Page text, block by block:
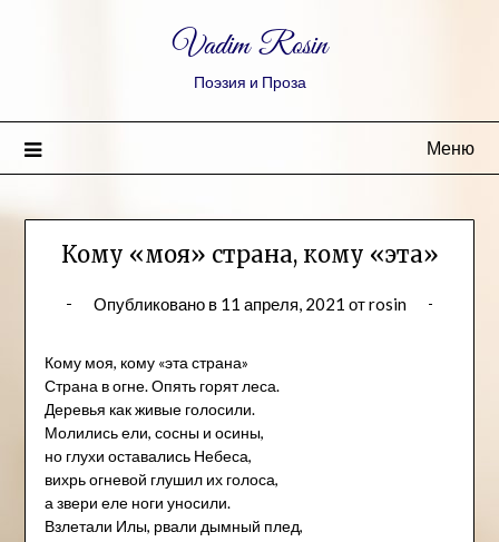
Vadim Rosin
Поэзия и Проза
Меню
Кому «моя» страна, кому «эта»
Опубликовано в 11 апреля, 2021 отrosin
Кому моя, кому «эта страна»
Страна в огне. Опять горят леса.
Деревья как живые голосили.
Молились ели, сосны и осины,
но глухи оставались Небеса,
вихрь огневой глушил их голоса,
а звери еле ноги уносили.
Взлетали Илы, рвали дымный плед,